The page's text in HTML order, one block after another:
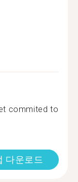
commited to
다운로드